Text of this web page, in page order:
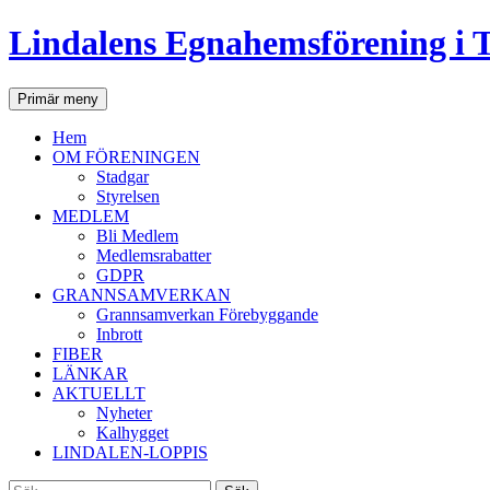
Lindalens Egnahemsförening i
SökPrimär meny Hoppa
till
Hem
OM FÖRENINGEN
Stadgar
Styrelsen
MEDLEM
Bli Medlem
Medlemsrabatter
GDPR
GRANNSAMVERKAN
Grannsamverkan Förebyggande
Inbrott
FIBER
LÄNKAR
AKTUELLT
Nyheter
Kalhygget
LINDALEN-LOPPIS